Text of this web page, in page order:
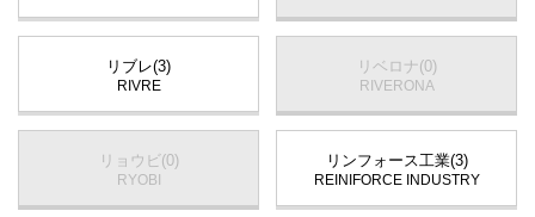
リブレ(3)
RIVRE
リベロナ(0)
RIVERONA
リョウビ(0)
RYOBI
リンフォース工業(3)
REINIFORCE INDUSTRY